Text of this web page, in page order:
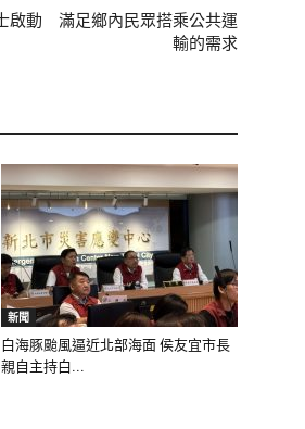
啟動 滿足鄉內民眾搭乘公共運
輸的需求
新聞
白海豚颱風逼近北部海面 侯友宜市長
親自主持白...